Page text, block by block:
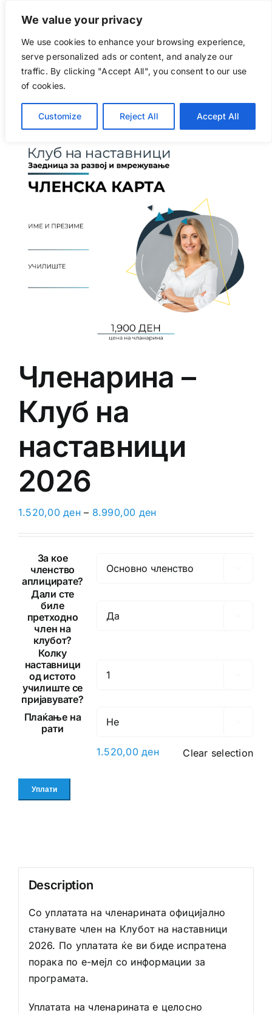
We value your privacy
We use cookies to enhance your browsing experience,
serve personalized ads or content, and analyze our
traffic. By clicking "Accept All", you consent to our use
of cookies.
Customize Reject All Accept All
content
Go to...
Членарина –
Клуб на
наставници
2026
1.520,00ден– 8.990,00 ден
За кое
членство
аплицирате?
Дали сте
биле
претходно
член на
клубот?
Колку
наставници
од истото
училиште се
пријавувате?
Плаќање на
рати
1.520,00ден Clear selection
Уплати
Description
Со уплатата на членарината официјално
станувате член на Клубот на наставници
2026. По уплатата ќе ви биде испратена
порака по е-мејл со информации за
програмата.
Уплатата на членарината е целосно